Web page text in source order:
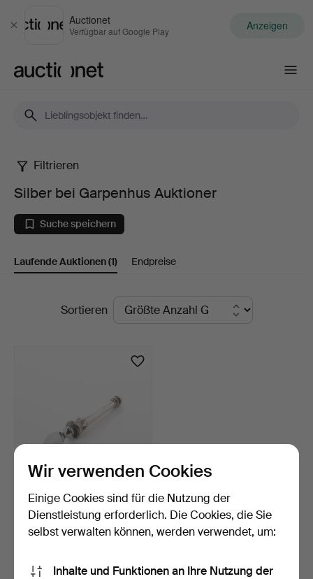
Schließen
Auctionet
Verfügbar auf Google Play Anzeigen
Silber
bei
Garpenhus
Auktioner
Filtrieren
Silber bei Garpenhus Auktioner
Suche speichern
Laufende Auktionen(1) Endpreise
LaufendeSortieren
TINTENLÖSCHER, Silber,
Schweden 1920.
2 Tage
Wir verwenden Cookies
Einige Cookies sind für die Nutzung der
Dienstleistung erforderlich. Die Cookies, die Sie
selbst verwalten können, werden verwendet, um:
Inhalte und Funktionen an Ihre Nutzung der